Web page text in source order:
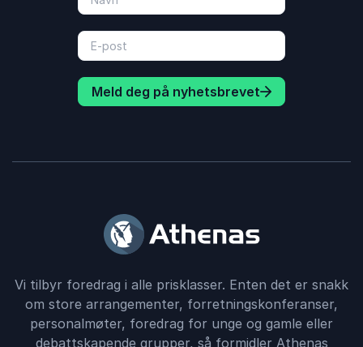
Meld deg på nyhetsbrevet
Vi tilbyr foredrag i alle prisklasser. Enten det er snakk
om store arrangementer, forretningskonferanser,
personalmøter, foredrag for unge og gamle eller
debattskapende grupper, så formidler Athenas